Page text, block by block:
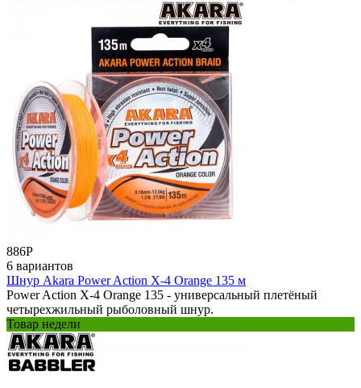
886Р
6 вариантов
Шнур Akara Power Action X-4 Orange 135 м
Power Action X-4 Orange 135 - универсальный плетёный
четырехжильный рыболовный шнур.
Товар недели